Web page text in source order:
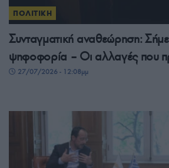
ΠΟΛΙΤΙΚΗ
Συνταγματική αναθεώρηση:
ψηφοφορία – Οι αλλαγές που
27/07/2026 - 12:08μμ